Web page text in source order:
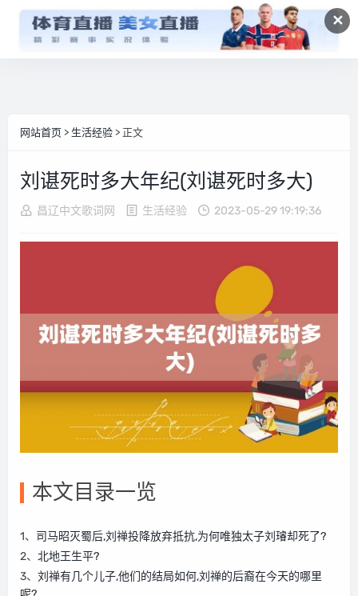
✕
网站首页 > 生活经验 > 正文
刘谌死时多大年纪(刘谌死时多大)
昌辽中文歌词网 生活经验 2023-05-29 19:19:36
本文目录一览
1、 司马昭灭蜀后,刘禅投降放弃抵抗,为何唯独太子刘璿却死了?
2、 北地王生平?
3、 刘禅有几个儿子,他们的结局如何,刘禅的后裔在今天的哪里